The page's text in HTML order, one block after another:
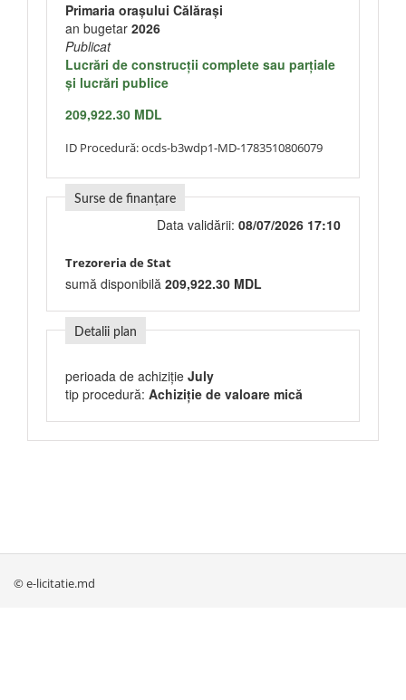
Primaria orașului Călărași
an bugetar 2026
Publicat
Lucrări de construcţii complete sau parţiale
şi lucrări publice
209,922.30 MDL
ID Procedură:ocds-b3wdp1-MD-1783510806079
Surse de finanțare
Data validării: 08/07/2026 17:10
Trezoreria de Stat
sumă disponibilă 209,922.30 MDL
Detalii plan
perioada de achiziție July
tip procedură: Achiziție de valoare mică
© e-licitatie.md